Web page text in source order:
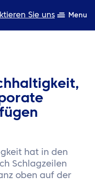
Sie uns Menu
hat in den
Schlagzeilen
oben auf der